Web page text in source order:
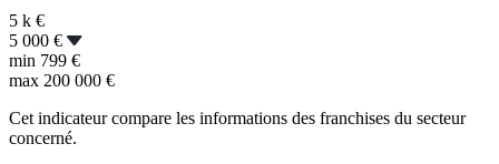
5 k €
5 000 €
min 799 €
max 200 000 €
Cet indicateur compare les informations des franchises du secteur
concerné.